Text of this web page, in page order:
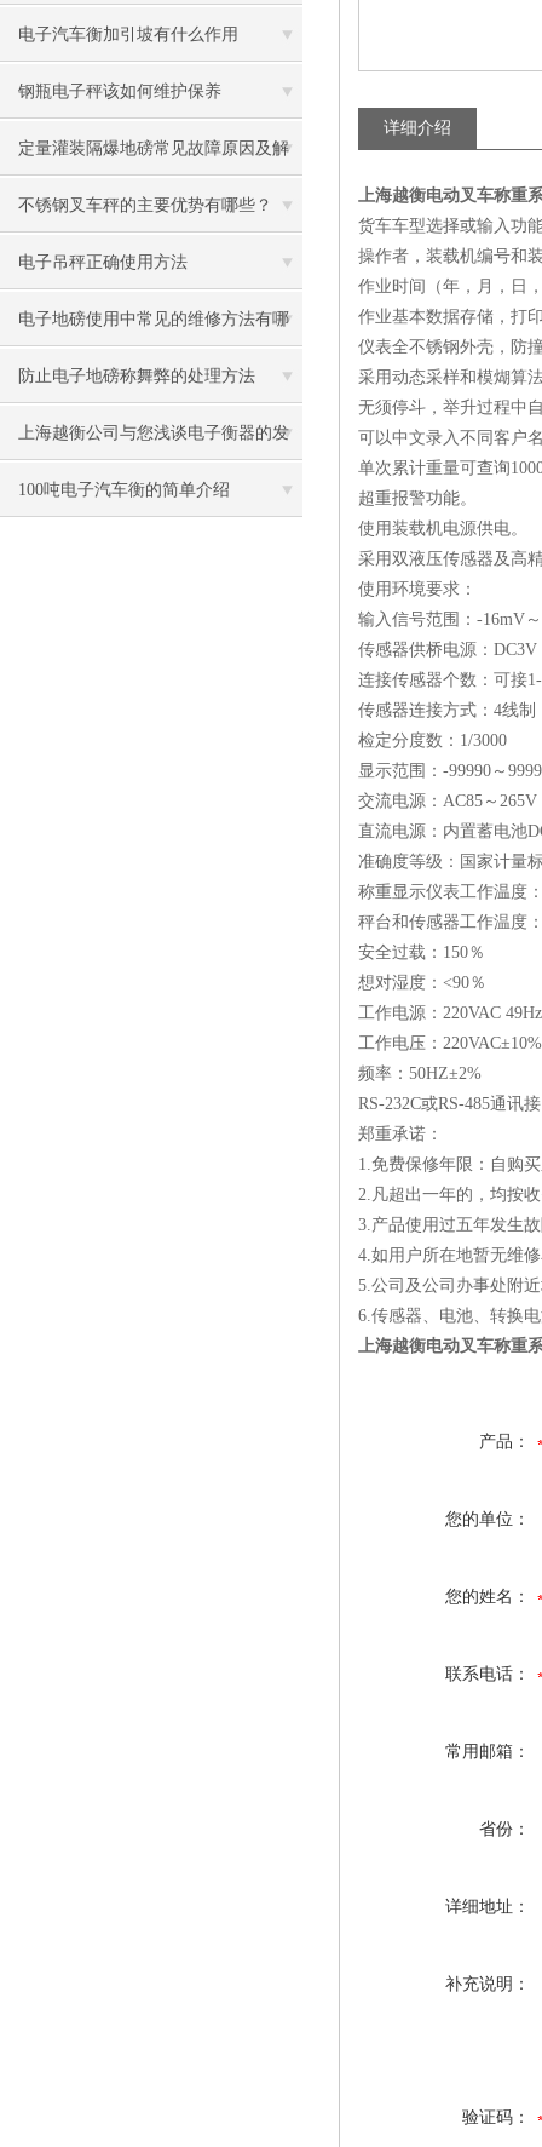
电子汽车衡加引坡有什么作用
钢瓶电子秤该如何维护保养
定量灌装隔爆地磅常见故障原因及解
决办法
不锈钢叉车秤的主要优势有哪些？
电子吊秤正确使用方法
电子地磅使用中常见的维修方法有哪
些
防止电子地磅称舞弊的处理方法
上海越衡公司与您浅谈电子衡器的发
展历程与现状
100吨电子汽车衡的简单介绍
详细介绍
上海越衡电动叉车称重
货车车型选择或输入功
操作者，装载机编号和
作业时间（年，月，日
作业基本数据存储，打
仪表全不锈钢外壳，防
采用动态采样和模煳算
无须停斗，举升过程中
可以中文录入不同客户
单次累计重量可查询
超重报警功能。
使用装载机电源供电。
采用双液压传感器及高
使用环境要求：
输入信号范围：-16mV
传感器供桥电源：DC3V
连接传感器个数：可接
传感器连接方式：4线制
检定分度数：1/3000
显示范围：-99990～
交流电源：AC85～265V
直流电源：内置蓄电池
准确度等级：国家计量
称重显示仪表工作温度
秤台和传感器工作温度
安全过载：150％
想对湿度：<90％
工作电源：220VAC
工作电压：220VAC±10%
频率：50HZ±2%
RS-232C或RS-485通讯
郑重承诺：
1.免费保修年限：自购
2.凡超出一年的，均按
3.产品使用过五年发生
4.如用户所在地暂无维
5.公司及公司办事处附
6.传感器、电池、转换
上海越衡电动叉车称重
产品：
您的单位：
您的姓名：
联系电话：
常用邮箱：
省份：
详细地址：
补充说明：
验证码：